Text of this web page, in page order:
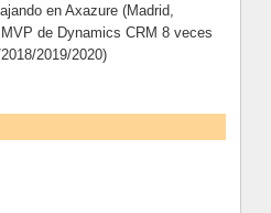
en Axazure (Madrid,
de Dynamics CRM 8 veces
2019/2020)